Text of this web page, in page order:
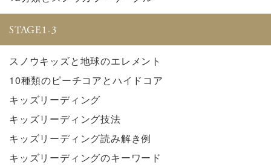
STAGE1-3
スノウキッズと地球のエレメント
10種類のピーチコアとハイドコア
キッズリーディング
キッズリーディング技法
キッズリーディング読み解き例
キッズリーディングのキーワード